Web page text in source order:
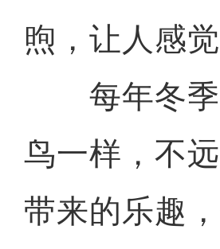
煦，让人感
每年冬季
鸟一样，不
带来的乐趣